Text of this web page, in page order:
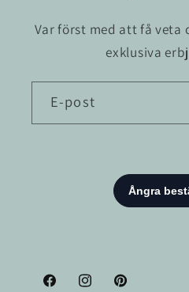
Var först med att få veta
exklusiva
E-post